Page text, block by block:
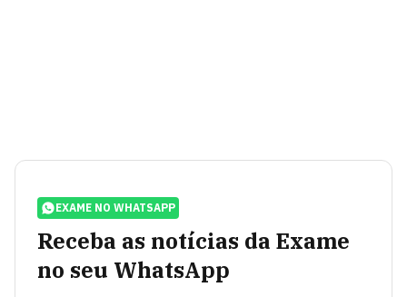
EXAME NO WHATSAPP
Receba as notícias da Exame
no seu WhatsApp